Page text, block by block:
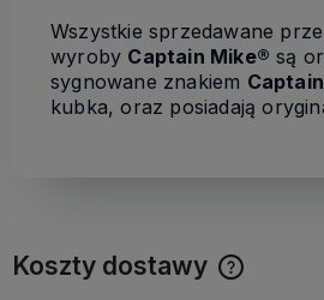
Wszystkie sprzedawane
wyroby Captain Mike® są
sygnowane znakiem
kubka, oraz posiadają
Koszty dostawy